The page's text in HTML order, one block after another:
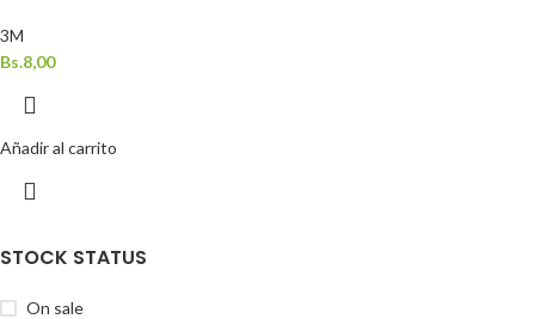
STOCK STATUS
On sale
3M
Bs.8,00
Añadir al carrito